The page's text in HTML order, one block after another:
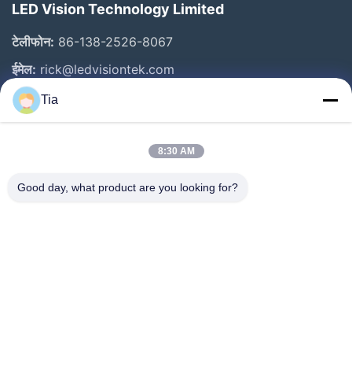
LED Vision Technology Limited
टेलीफोन: 86-138-2526-8067
ईमेल: rick@ledvisiontek.com
त्वरित लिंक
उत्पाद
Tia
8:30 AM
Good day, what product are you looking for?